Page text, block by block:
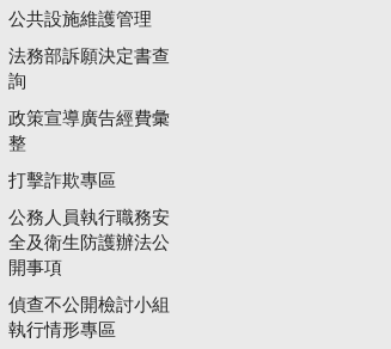
公共設施維護管理
法務部訴願決定書查
詢
政策宣導廣告經費彙
整
打擊詐欺專區
公務人員執行職務安
全及衛生防護辦法公
開事項
偵查不公開檢討小組
執行情形專區